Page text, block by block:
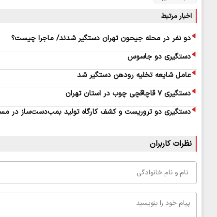
اخبار مرتبط
دو نفر در محله جیحون تهران دستگیر شدند/ ماجرا چیست؟
دستگیری دو جاسوس
عامل شایعه تخلیه رودهن دستگیر شد
دستگیری ۷ قاچاقچی چوب در استان تهران
دستگیری دو تروریست و کشف کارگاه تولید بمب‌دست‌ساز در
نظرات کاربران